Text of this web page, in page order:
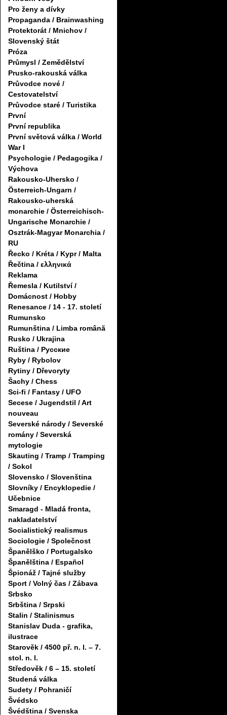
Pro ženy a dívky
Propaganda / Brainwashing
Protektorát / Mnichov /
Slovenský štát
Próza
Průmysl / Zemědělství
Prusko-rakouská válka
Průvodce nové /
Cestovatelství
Průvodce staré / Turistika
První
První republika
První světová válka / World
War I
Psychologie / Pedagogika /
Výchova
Rakousko-Uhersko /
Österreich-Ungarn /
Rakousko-uherská
monarchie / Österreichisch-
Ungarische Monarchie /
Osztrák-Magyar Monarchia /
RU
Řecko / Kréta / Kypr / Malta
Řečtina / ελληνικά
Reklama
Řemesla / Kutilství /
Domácnost / Hobby
Renesance / 14 - 17. století
Rumunsko
Rumunština / Limba română
Rusko / Ukrajina
Ruština / Русские
Ryby / Rybolov
Rytiny / Dřevoryty
Šachy / Chess
Sci-fi / Fantasy / UFO
Secese / Jugendstil / Art
nouveau
Severské národy / Severské
romány / Severská
mytologie
Skauting / Tramp / Tramping
/ Sokol
Slovensko / Slovenština
Slovníky / Encyklopedie /
Učebnice
Smaragd - Mladá fronta,
nakladatelství
Socialistický realismus
Sociologie / Společnost
Španělško / Portugalsko
Španělština / Español
Špionáž / Tajné služby
Sport / Volný čas / Zábava
Srbsko
Srbština / Srpski
Stalin / Stalinismus
Stanislav Duda - grafika,
ilustrace
Starověk / 4500 př. n. l. – 7.
stol. n. l.
Středověk / 6 – 15. století
Studená válka
Sudety / Pohraničí
Švédsko
Švédština / Svenska